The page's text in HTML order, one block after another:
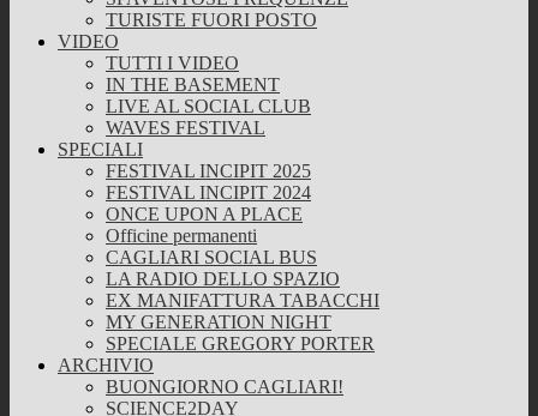
TURISTE FUORI POSTO
VIDEO
TUTTI I VIDEO
IN THE BASEMENT
LIVE AL SOCIAL CLUB
WAVES FESTIVAL
SPECIALI
FESTIVAL INCIPIT 2025
FESTIVAL INCIPIT 2024
ONCE UPON A PLACE
Officine permanenti
CAGLIARI SOCIAL BUS
LA RADIO DELLO SPAZIO
EX MANIFATTURA TABACCHI
MY GENERATION NIGHT
SPECIALE GREGORY PORTER
ARCHIVIO
BUONGIORNO CAGLIARI!
SCIENCE2DAY